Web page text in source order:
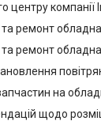
центру
ремонт
ремонт
на
щодо